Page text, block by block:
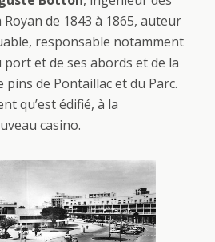
de 1843 à 1865, auteur
responsable notamment
port et de ses abords et de la
de Pontaillac et du Parc.
qu’est édifié, à la
casino.